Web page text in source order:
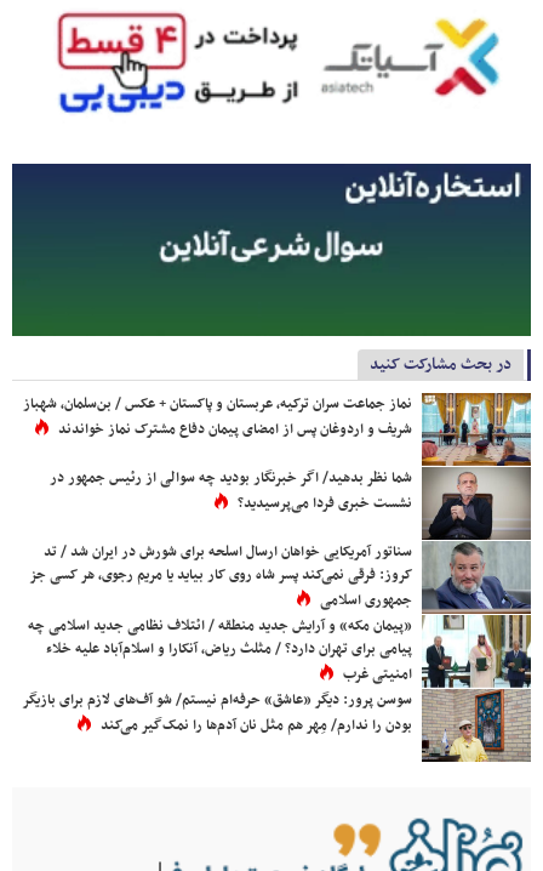
در بحث مشارکت کنید
نماز جماعت سران ترکیه، عربستان و پاکستان + عکس / بن‌سلمان، شهباز
شریف و اردوغان پس از امضای پیمان دفاع مشترک نماز خواندند
شما نظر بدهید/ اگر خبرنگار بودید چه سوالی از رئیس جمهور در
نشست خبری فردا می‌پرسیدید؟
سناتور آمریکایی خواهان ارسال اسلحه برای شورش در ایران شد / تد
کروز: فرقی نمی‌کند پسر شاه روی کار بیاید یا مریم رجوی، هر کسی جز
جمهوری اسلامی
«پیمان مکه» و آرایش جدید منطقه / ائتلاف نظامی جدید اسلامی چه
پیامی برای تهران دارد؟ / مثلث ریاض، آنکارا و اسلام‌آباد علیه خلاء
امنیتی غرب
سوسن پرور: دیگر «عاشق» حرفه‌ام نیستم/ شو آف‌های لازم برای بازیگر
بودن را ندارم/ مِهر هم مثل نان آدم‌ها را نمک‌گیر می‌کند